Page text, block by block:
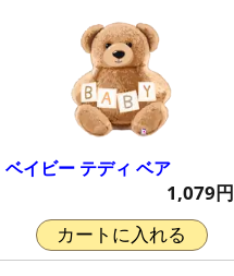
ベイビー テディ ベア
1,079円
カートに入れる